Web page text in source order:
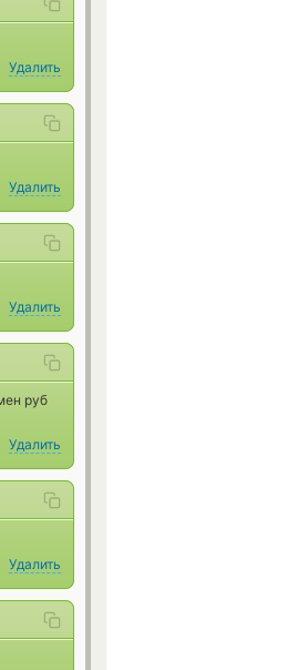
Удалить
Удалить
Удалить
руб
Удалить
Удалить